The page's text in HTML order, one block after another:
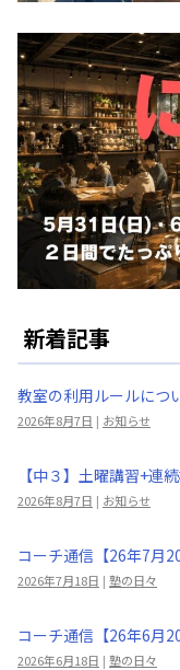
新着記事
教室の利用ルールにつ
2026年8月7日 | お知らせ
【中３】土曜講習+連
2026年8月7日 | お知らせ
コーチ通信【26年7月20
2026年7月18日 | 塾の日々
コーチ通信【26年6月20
2026年6月18日 | 塾の日々